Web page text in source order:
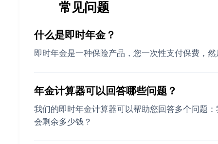
常见问题
什么是即时年金？
即时年金是一种保险产品，您一次性支付保费，
年金计算器可以回答哪些问题？
我们的即时年金计算器可以帮助您回答多个问题
会剩余多少钱？